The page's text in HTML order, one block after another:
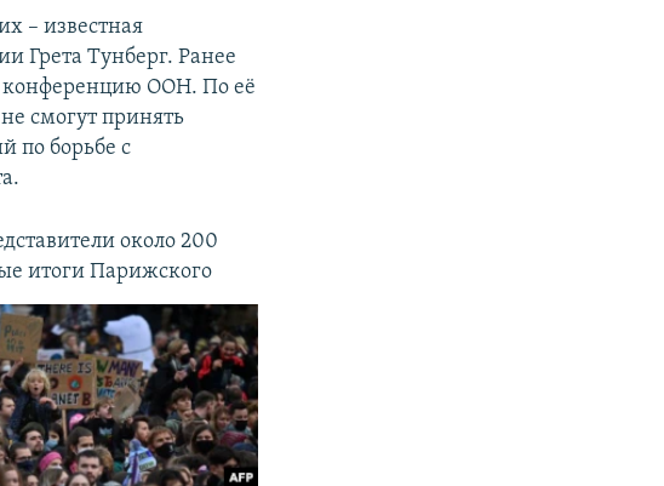
– известная
Грета Тунберг. Ранее
конференцию ООН. По её
смогут принять
по борьбе с
около 200
итоги Парижского